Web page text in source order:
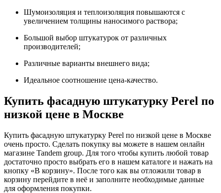
Шумоизоляция и теплоизоляция повышаются с
увеличением толщины наносимого раствора;
Большой выбор штукатурок от различных
производителей;
Различные варианты внешнего вида;
Идеальное соотношение цена-качество.
Купить фасадную штукатурку Perel по
низкой цене в Москве
Купить фасадную штукатурку Perel по низкой цене в Москве
очень просто. Сделать покупку вы можете в нашем онлайн
магазине Tandem group. Для того чтобы купить любой товар
достаточно просто выбрать его в нашем каталоге и нажать на
кнопку «В корзину». После того как вы отложили товар в
корзину перейдите в неё и заполните необходимые данные
для оформления покупки.